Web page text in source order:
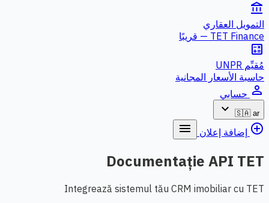
account_balance
التمويل العقاري
TET Finance — قريبًا
calculate
مُقيِّم UNPR
حاسبة الأسعار المجانية
person_outline حسابي
🇸🇦 ar
expand_more
add_circle_outline إضافة إعلان menu
Documentație API TET
Integrează sistemul tău CRM imobiliar cu TET